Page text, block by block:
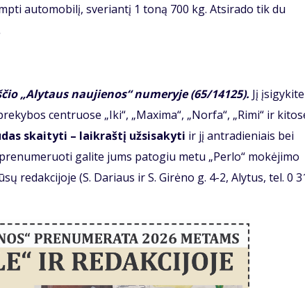
automobilį, sveriantį 1 toną 700 kg. Atsirado tik du
„Alytaus naujienos“ numeryje (65/14125). Jį įsigykite
centruose „Iki“, „Maxima“, „Norfa“, „Rimi“ ir
skaityti – laikraštį užsisakyti ir jį antradieniais bei
galite jums patogiu metu „Perlo“ mokėjimo
redakcijoje (S. Dariaus ir S. Girėno g. 4-2, Alytus, tel. 0